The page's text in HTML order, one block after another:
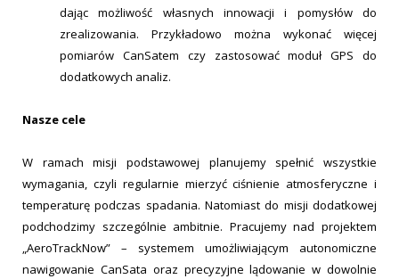
dając możliwość własnych innowacji i pomysłów do
zrealizowania. Przykładowo można wykonać więcej
pomiarów CanSatem czy zastosować moduł GPS do
dodatkowych analiz.
Nasze cele
W ramach misji podstawowej planujemy spełnić wszystkie
wymagania, czyli regularnie mierzyć ciśnienie atmosferyczne i
temperaturę podczas spadania. Natomiast do misji dodatkowej
podchodzimy szczególnie ambitnie. Pracujemy nad projektem
„AeroTrackNow” – systemem umożliwiającym autonomiczne
nawigowanie CanSata oraz precyzyjne lądowanie w dowolnie